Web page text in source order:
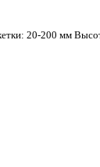
20-200 мм